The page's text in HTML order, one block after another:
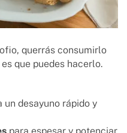
querrás consumirlo
que puedes hacerlo.
un desayuno rápido y